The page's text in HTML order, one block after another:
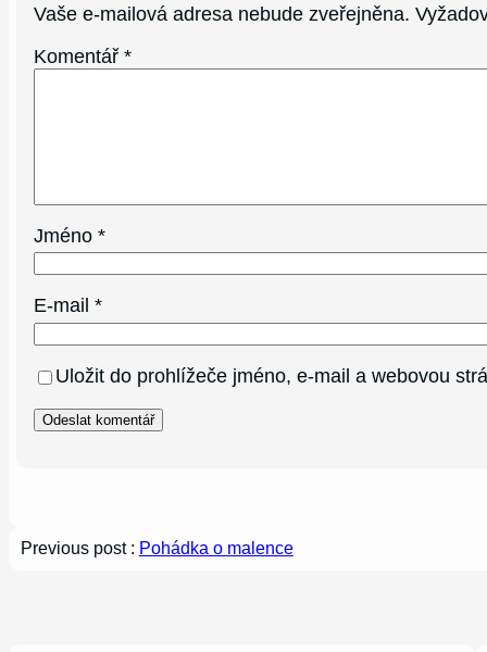
Vaše e-mailová adresa nebude zveřejněna.
Komentář*
Jméno*
E-mail*
Uložit do prohlížeče jméno, e-mail a webovou
Previous post : Pohádka o malence